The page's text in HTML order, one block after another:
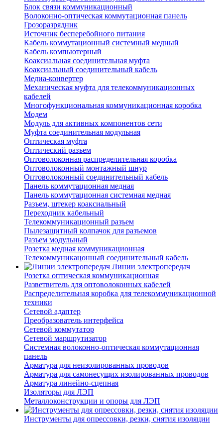
Блок связи коммуникационный
Волоконно-оптическая коммутационная панель
Грозоразрядник
Источник бесперебойного питания
Кабель коммутационный системный медный
Кабель компьютерный
Коаксиальная соединительная муфта
Коаксиальный соединительный кабель
Медиа-конвертер
Механическая муфта для телекоммуникационных
кабелей
Многофункциональная коммуникационная коробка
Модем
Модуль для активных компонентов сети
Муфта соединительная модульная
Оптическая муфта
Оптический разъем
Оптоволоконная распределительная коробка
Оптоволоконный монтажный шнур
Оптоволоконный соединительный кабель
Панель коммутационная медная
Панель коммутационная системная медная
Разъем, штекер коаксиальный
Переходник кабельный
Телекоммуникационный разъем
Пылезащитный колпачок для разъемов
Разъем модульный
Розетка медная коммуникационная
Телекоммуникацонный соединительный кабель
Линии электропередач
Розетка оптическая коммуникационная
Разветвитель для оптоволоконных кабелей
Распределительная коробка для телекоммуникационной
техники
Сетевой адаптер
Преобразователь интерфейса
Сетевой коммутатор
Сетевой маршрутизатор
Системная волоконно-оптическая коммутационная
панель
Арматура для неизолированных проводов
Арматура для самонесущих изолированных проводов
Арматура линейно-сцепная
Изоляторы для ЛЭП
Металлоконструкции и опоры для ЛЭП
Инструменты для опрессовки, резки, снятия изоляции